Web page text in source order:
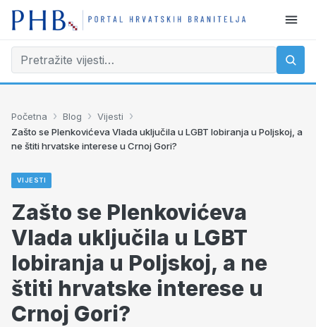
Početna › Blog › Vijesti ›
Zašto se Plenkovićeva Vlada uključila u LGBT lobiranja u Poljskoj, a
ne štiti hrvatske interese u Crnoj Gori?
VIJESTI
Zašto se Plenkovićeva
Vlada uključila u LGBT
lobiranja u Poljskoj, a ne
štiti hrvatske interese u
Crnoj Gori?